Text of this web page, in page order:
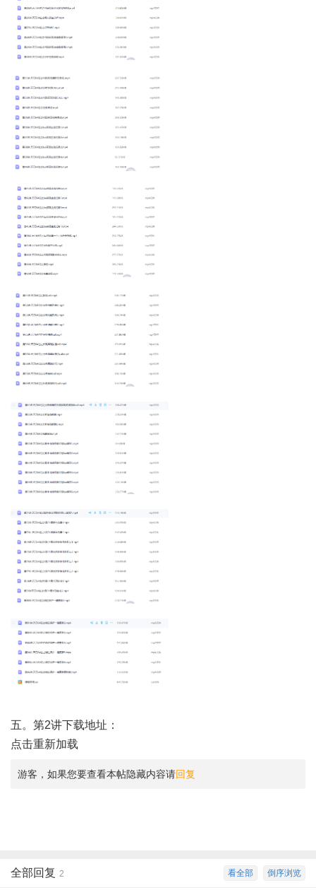
五。第2讲下载地址：
点击重新加载
游客，如果您要查看本帖隐藏内容请回复
倒序浏览
看全部
全部回复 2